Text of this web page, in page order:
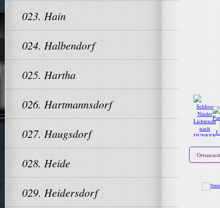
023. Hain
024. Halbendorf
025. Hartha
026. Hartmannsdorf
027. Haugsdorf
028. Heide
029. Heidersdorf